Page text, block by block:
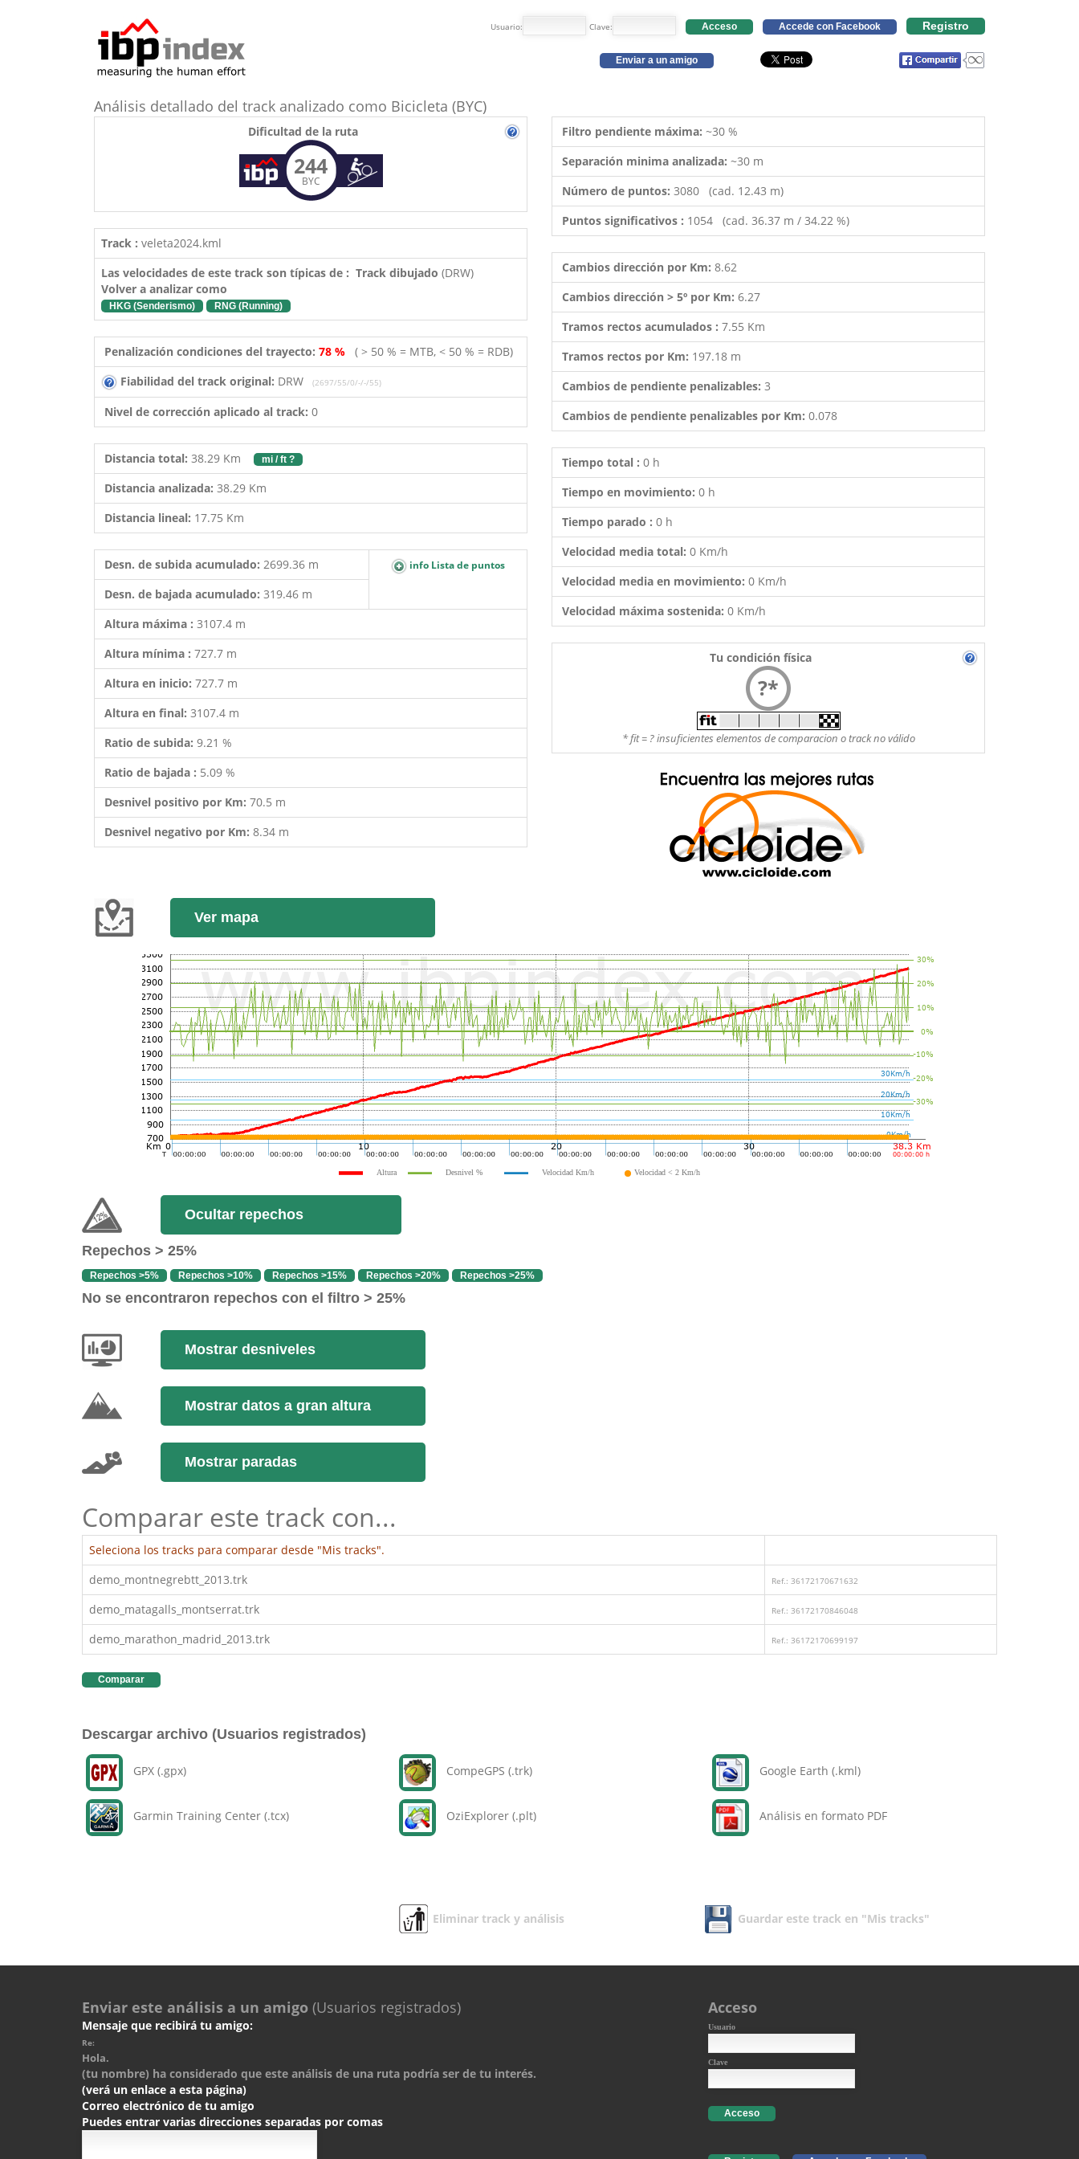
Usuario: Clave: Acceso Accede con Facebook Registro
Enviar a un amigo
Análisis detallado del track analizado como Bicicleta (BYC)
Dificultad de la ruta
244
BYC
Track : veleta2024.kml
Las velocidades de este track son típicas de : Track dibujado (DRW)
Volver a analizar como
HKG (Senderismo) RNG (Running)
Penalización condiciones del trayecto: 78 % ( > 50 % = MTB, < 50 % = RDB)
Fiabilidad del track original: DRW (2697/55/0/-/-/55)
Nivel de corrección aplicado al track: 0
Distancia total: 38.29 Km mi / ft ?
Distancia analizada: 38.29 Km
Distancia lineal: 17.75 Km
Desn. de subida acumulado: 2699.36 m info Lista de puntos
Desn. de bajada acumulado: 319.46 m
Altura máxima : 3107.4 m
Altura mínima : 727.7 m
Altura en inicio: 727.7 m
Altura en final: 3107.4 m
Ratio de subida: 9.21 %
Ratio de bajada : 5.09 %
Desnivel positivo por Km: 70.5 m
Desnivel negativo por Km: 8.34 m
Filtro pendiente máxima: ~30 %
Separación minima analizada: ~30 m
Número de puntos: 3080 (cad. 12.43 m)
Puntos significativos : 1054 (cad. 36.37 m / 34.22 %)
Cambios dirección por Km: 8.62
Cambios dirección > 5º por Km: 6.27
Tramos rectos acumulados : 7.55 Km
Tramos rectos por Km: 197.18 m
Cambios de pendiente penalizables: 3
Cambios de pendiente penalizables por Km: 0.078
Tiempo total : 0 h
Tiempo en movimiento: 0 h
Tiempo parado : 0 h
Velocidad media total: 0 Km/h
Velocidad media en movimiento: 0 Km/h
Velocidad máxima sostenida: 0 Km/h
Tu condición física
?*
* fit = ? insuficientes elementos de comparacion o track no válido
Ver mapa
Altura Desnivel % Velocidad Km/h Velocidad < 2 Km/h
Ocultar repechos
Repechos > 25%
Repechos >5% Repechos >10% Repechos >15% Repechos >20% Repechos >25%
No se encontraron repechos con el filtro > 25%
Mostrar desniveles
Mostrar datos a gran altura
Mostrar paradas
Comparar este track con...
Seleciona los tracks para comparar desde "Mis tracks".
demo_montnegrebtt_2013.trk
Ref.: 36172170671632
demo_matagalls_montserrat.trk Ref.: 36172170846048
demo_marathon_madrid_2013.trk Ref.: 36172170699197
Comparar
Descargar archivo (Usuarios registrados)
GPX (.gpx)
Garmin Training Center (.tcx)
CompeGPS (.trk)
OziExplorer (.plt)
Google Earth (.kml)
Análisis en formato PDF
Eliminar track y análisis Guardar este track en "Mis tracks"
Enviar este análisis a un amigo (Usuarios registrados)
Mensaje que recibirá tu amigo:
Re:
Hola.
(tu nombre) ha considerado que este análisis de una ruta podría ser de tu interés.
(verá un enlace a esta página)
Correo electrónico de tu amigo
Puedes entrar varias direcciones separadas por comas
Acceso
Usuario
Clave
Acceso